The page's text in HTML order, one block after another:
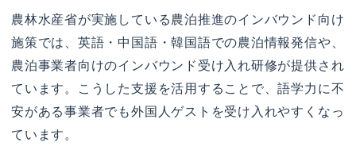
農林水産省が実施している農泊推進のインバウンド向け
施策では、英語・中国語・韓国語での農泊情報発信や、
農泊事業者向けのインバウンド受け入れ研修が提供され
ています。こうした支援を活用することで、語学力に不
安がある事業者でも外国人ゲストを受け入れやすくなっ
ています。